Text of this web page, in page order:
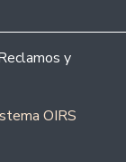
y
OIRS